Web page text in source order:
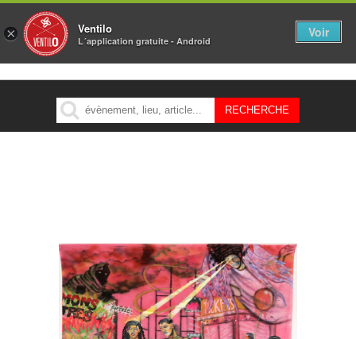
MENU
× Ventilo
L´application gratuite - Android
Voir